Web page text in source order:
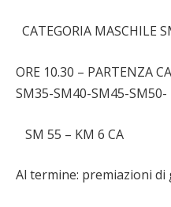
CATEGORIA MASCHILE
ORE 10.30 – PARTENZA
SM35-SM40-SM45-SM50-
SM 55 – KM 6 CA
Al termine: premiazioni di